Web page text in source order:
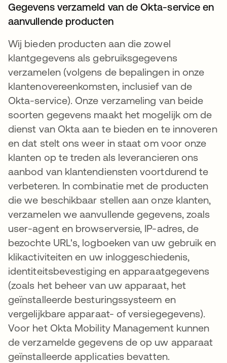
Gegevens verzameld van de Okta-service en
aanvullende producten
Wij bieden producten aan die zowel
klantgegevens als gebruiksgegevens
verzamelen (volgens de bepalingen in onze
klantenovereenkomsten, inclusief van de
Okta-service). Onze verzameling van beide
soorten gegevens maakt het mogelijk om de
dienst van Okta aan te bieden en te innoveren
en dat stelt ons weer in staat om voor onze
klanten op te treden als leverancieren ons
aanbod van klantendiensten voortdurend te
verbeteren. In combinatie met de producten
die we beschikbaar stellen aan onze klanten,
verzamelen we aanvullende gegevens, zoals
user-agent en browserversie, IP-adres, de
bezochte URL's, logboeken van uw gebruik en
klikactiviteiten en uw inloggeschiedenis,
identiteitsbevestiging en apparaatgegevens
(zoals het beheer van uw apparaat, het
geïnstalleerde besturingssysteem en
vergelijkbare apparaat- of versiegegevens).
Voor het Okta Mobility Management kunnen
de verzamelde gegevens de op uw apparaat
geïnstalleerde applicaties bevatten.